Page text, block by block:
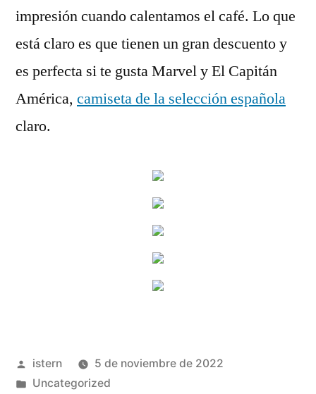
impresión cuando calentamos el café. Lo que
está claro es que tienen un gran descuento y
es perfecta si te gusta Marvel y El Capitán
América, camiseta de la selección española
claro.
Publicado
por
istern
5 de noviembre de 2022
Publicado
Uncategorized